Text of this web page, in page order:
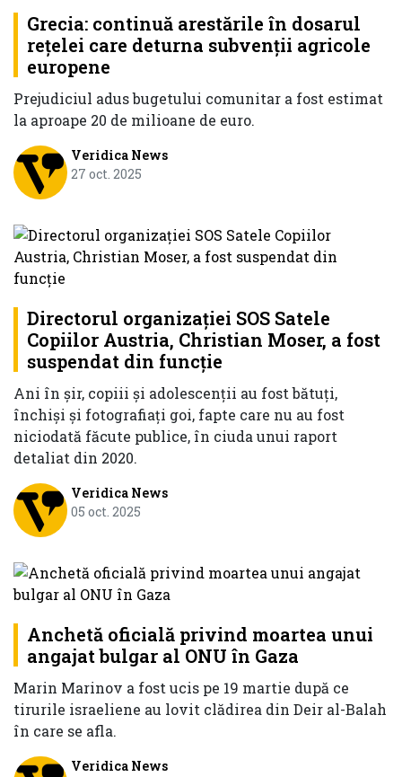
Grecia: continuă arestările în dosarul
rețelei care deturna subvenții agricole
europene
Prejudiciul adus bugetului comunitar a fost estimat
la aproape 20 de milioane de euro.
Veridica News
27 oct. 2025
Directorul organizației SOS Satele
Copiilor Austria, Christian Moser, a fost
suspendat din funcție
Ani în șir, copiii și adolescenții au fost bătuți,
închiși și fotografiați goi, fapte care nu au fost
niciodată făcute publice, în ciuda unui raport
detaliat din 2020.
Veridica News
05 oct. 2025
Anchetă oficială privind moartea unui
angajat bulgar al ONU în Gaza
Marin Marinov a fost ucis pe 19 martie după ce
tirurile israeliene au lovit clădirea din Deir al-Balah
în care se afla.
Veridica News